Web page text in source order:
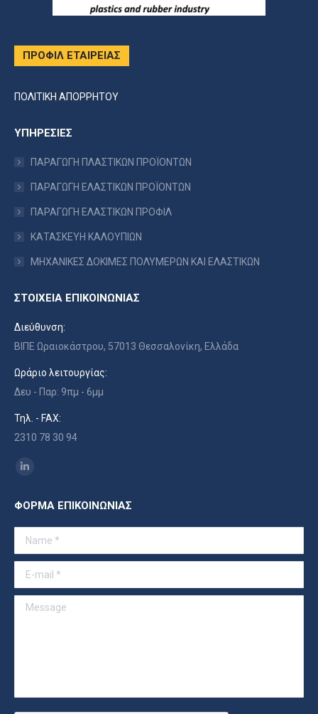
ΠΡΟΦΙΛ ΕΤΑΙΡΕΙΑΣ
ΠΟΛΙΤΙΚΗ ΑΠΟΡΡΗΤΟΥ
ΥΠΗΡΕΣΙΕΣ
ΠΑΡΑΓΩΓΗ ΠΛΑΣΤΙΚΩΝ ΠΡΟΪΟΝΤΩΝ
ΠΑΡΑΓΩΓΗ ΕΛΑΣΤΙΚΩΝ ΠΡΟΪΟΝΤΩΝ
ΠΑΡΑΓΩΓΗ ΕΛΑΣΤΙΚΩΝ ΠΡΟΦΙΛ
ΚΑΤΑΣΚΕΥΗ ΚΑΛΟΥΠΙΩΝ
ΜΗΧΑΝΙΚΕΣ ΔΟΚΙΜΕΣ ΠΟΛΥΜΕΡΩΝ ΚΑΙ ΕΛΑΣΤΙΚΩΝ
ΣΤΟΙΧΕΙΑ ΕΠΙΚΟΙΝΩΝΙΑΣ
Διεύθυνση:
ΒΙΠΕ Ωραιοκάστρου, 57013 Θεσσαλονίκη, Ελλάδα
Ωράριο λειτουργίας:
Δευ - Παρ: 9πμ - 6μμ
Τηλ. - FAX:
2310 78 30 94
Find us on:
opens
in
ΦΟΡΜΑ ΕΠΙΚΟΙΝΩΝΙΑΣ
Name *
E-mail *
Message